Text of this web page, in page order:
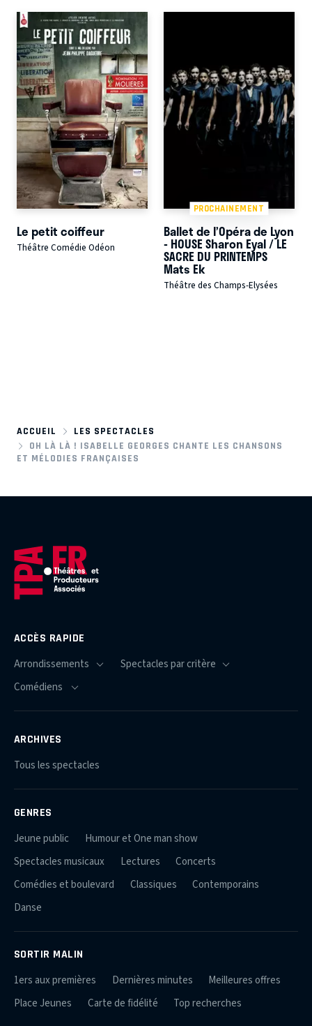
Le petit coiffeur
Théâtre Comédie Odéon
PROCHAINEMENT
Ballet de l’Opéra de Lyon
- HOUSE Sharon Eyal / LE
SACRE DU PRINTEMPS
Mats Ek
Théâtre des Champs-Elysées
ACCUEIL
LES SPECTACLES
OH LÀ LÀ ! ISABELLE GEORGES CHANTE LES CHANSONS
ET MÉLODIES FRANÇAISES
ACCÈS RAPIDE
ARCHIVES
Tous les spectacles
GENRES
Jeune public
Humour et One man show
Spectacles musicaux
Lectures
Concerts
Comédies et boulevard
Classiques
Contemporains
Danse
SORTIR MALIN
1ers aux premières Dernières minutes
Meilleures offres
Place Jeunes
Carte de fidélité Top recherches